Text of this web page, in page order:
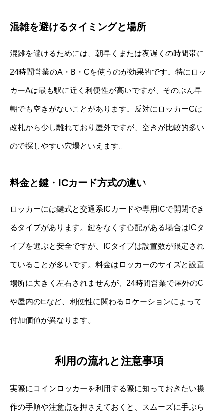
混雑を避けるタイミングと場所
混雑を避けるためには、朝早くまたは夜遅くの時間帯に
24時間営業のA・B・Cを使うのが効果的です。特にロッ
カーAは最も駅に近く利便性が高いですが、そのぶん早
朝でも空きがないことがあります。反対にロッカーCは
改札から少し離れており屋外ですが、空きが比較的多い
ので探しやすい穴場といえます。
料金と鍵・ICカード方式の違い
ロッカーには鍵式と交通系ICカードや専用ICで開閉でき
るタイプがあります。鍵をなくす心配がある場合はICタ
イプを選ぶと安全ですが、ICタイプは設置数が限定され
ていることが多いです。料金はロッカーのサイズと設置
場所に大きく左右されませんが、24時間営業で屋外のC
や屋内のEなど、利便性に関わるロケーションによって
付加価値が異なります。
利用の流れと注意事項
実際にコインロッカーを利用する際に知っておきたい操
作の手順や注意点を押さえておくと、スムーズに手ぶら